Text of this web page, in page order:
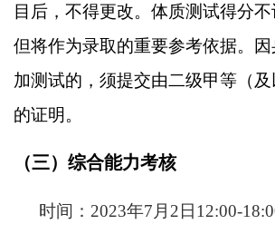
目后，不得更改。体质测试得分不
但将作为录取的重要参考依据。
加测试的，须提交由二级甲等（
的证明。
（三）综合能力考核
时间：2023年7月2日12:00-